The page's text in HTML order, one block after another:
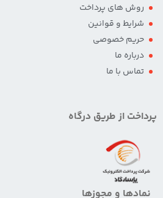
روش های پرداخت
شرایط و قوانین
حریم خصوصی
درباره ما
تماس با ما
پرداخت از طریق درگاه
نمادها و مجوزها